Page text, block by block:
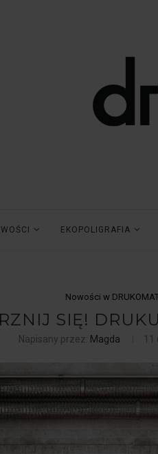
EKOPOLIGRAFIA
Nowości w
SIĘ!
Napisany przez: Magda 11